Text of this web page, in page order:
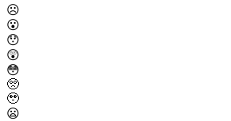
☹️
😮
😯
😲
😳
🥺
🥹
😦